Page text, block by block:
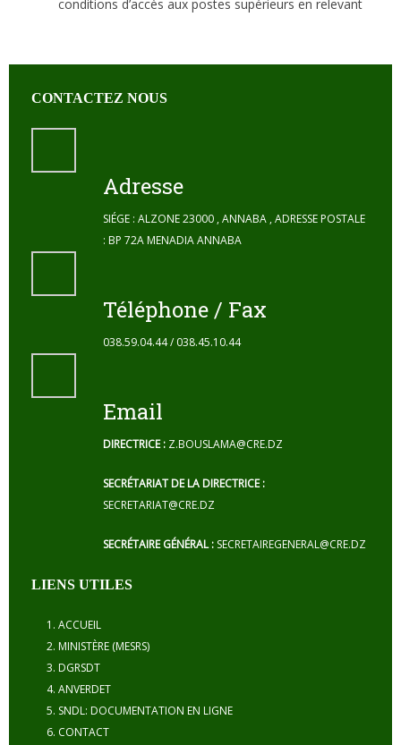
conditions d’accès aux postes supérieurs en relevant
CONTACTEZ NOUS
Adresse
SIÉGE : ALZONE 23000 , ANNABA , ADRESSE POSTALE
: BP 72A MENADIA ANNABA
Téléphone / Fax
038.59.04.44 / 038.45.10.44
Email
DIRECTRICE : Z.BOUSLAMA@CRE.DZ
SECRÉTARIAT DE LA DIRECTRICE :
SECRETARIAT@CRE.DZ
SECRÉTAIRE GÉNÉRAL : SECRETAIREGENERAL@CRE.DZ
LIENS UTILES
ACCUEIL
MINISTÈRE (MESRS)
DGRSDT
ANVERDET
SNDL: DOCUMENTATION EN LIGNE
CONTACT